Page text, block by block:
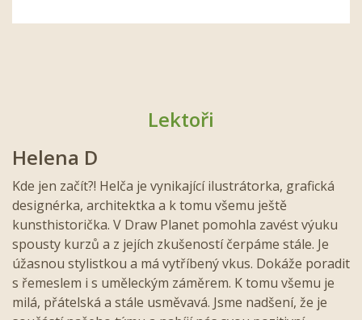
Lektoři
Helena D
Kde jen začít?! Helča je vynikající ilustrátorka, grafická
designérka, architektka a k tomu všemu ještě
kunsthistorička. V Draw Planet pomohla zavést výuku
spousty kurzů a z jejích zkušeností čerpáme stále. Je
úžasnou stylistkou a má vytříbený vkus. Dokáže poradit
s řemeslem i s uměleckým záměrem. K tomu všemu je
milá, přátelská a stále usměvavá. Jsme nadšení, že je